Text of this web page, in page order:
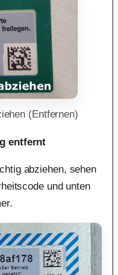
(Entfernen)
entfernt
abziehen, sehen
und unten